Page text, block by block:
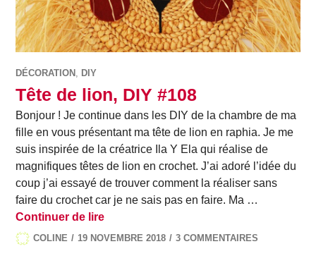
DÉCORATION , DIY
Tête de lion, DIY #108
Bonjour ! Je continue dans les DIY de la chambre de ma
fille en vous présentant ma tête de lion en raphia. Je me
suis inspirée de la créatrice Ila Y Ela qui réalise de
magnifiques têtes de lion en crochet. J’ai adoré l’idée du
coup j’ai essayé de trouver comment la réaliser sans
faire du crochet car je ne sais pas en faire. Ma …
Continuer de lireTête de lion, DIY #108
COLINE 19 NOVEMBRE 2018 3 COMMENTAIRES